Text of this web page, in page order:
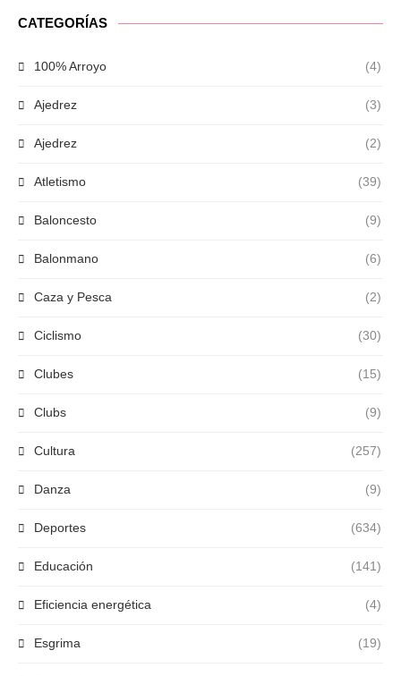
CATEGORÍAS
100% Arroyo (4)
Ajedrez (3)
Ajedrez (2)
Atletismo (39)
Baloncesto (9)
Balonmano (6)
Caza y Pesca (2)
Ciclismo (30)
Clubes (15)
Clubs (9)
Cultura (257)
Danza (9)
Deportes (634)
Educación (141)
Eficiencia energética (4)
Esgrima (19)